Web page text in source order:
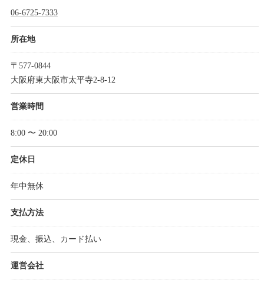
06-6725-7333
所在地
〒577-0844
大阪府東大阪市太平寺2-8-12
営業時間
8:00 〜 20:00
定休日
年中無休
支払方法
現金、振込、カード払い
運営会社